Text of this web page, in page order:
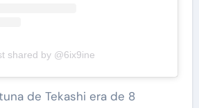
shared by @6ix9ine
de Tekashi era de 8